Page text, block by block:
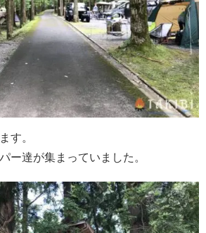
す。
ー達が集まっていました。